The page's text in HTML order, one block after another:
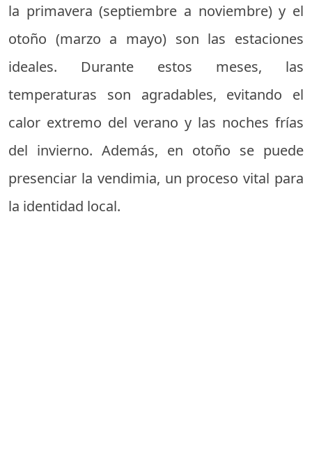
la primavera (septiembre a noviembre) y el
otoño (marzo a mayo) son las estaciones
ideales. Durante estos meses, las
temperaturas son agradables, evitando el
calor extremo del verano y las noches frías
del invierno. Además, en otoño se puede
presenciar la vendimia, un proceso vital para
la identidad local.